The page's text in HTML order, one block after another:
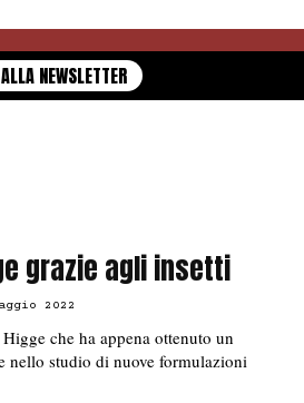
NEWSLETTER
grazie agli insetti
2022
che ha appena ottenuto un
nello studio di nuove formulazioni